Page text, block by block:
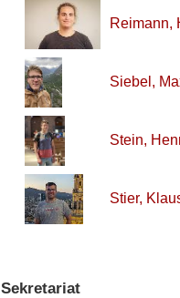
Reimann,
Siebel,
Stein,
Stier,
Sekretariat